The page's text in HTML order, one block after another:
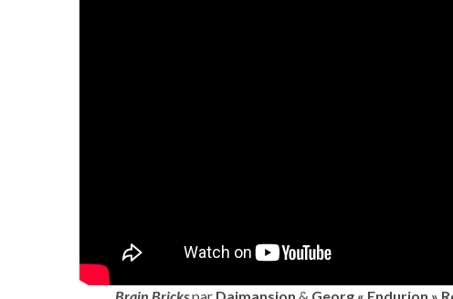
Brain Brickspar Daimansion & Georg « Endurion »